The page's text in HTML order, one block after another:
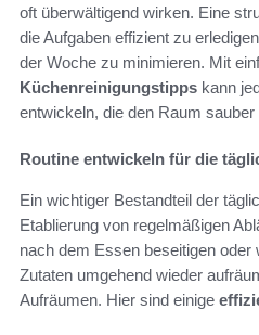
oft überwältigend wirken. Eine
die Aufgaben effizient zu
der Woche zu minimieren. Mit
Küchenreinigungstipps kann
entwickeln, die den Raum sauber
Routine entwickeln für die
Ein wichtiger Bestandteil der
Etablierung von regelmäßigen
nach dem Essen beseitigen
Zutaten umgehend wieder
Aufräumen. Hier sind einige